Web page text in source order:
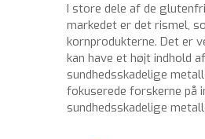
I store dele af de
markedet er det rismel,
kornprodukterne. Det er
kan have et højt indhold af
sundhedsskadelige
fokuserede forskerne på
sundhedsskadelige